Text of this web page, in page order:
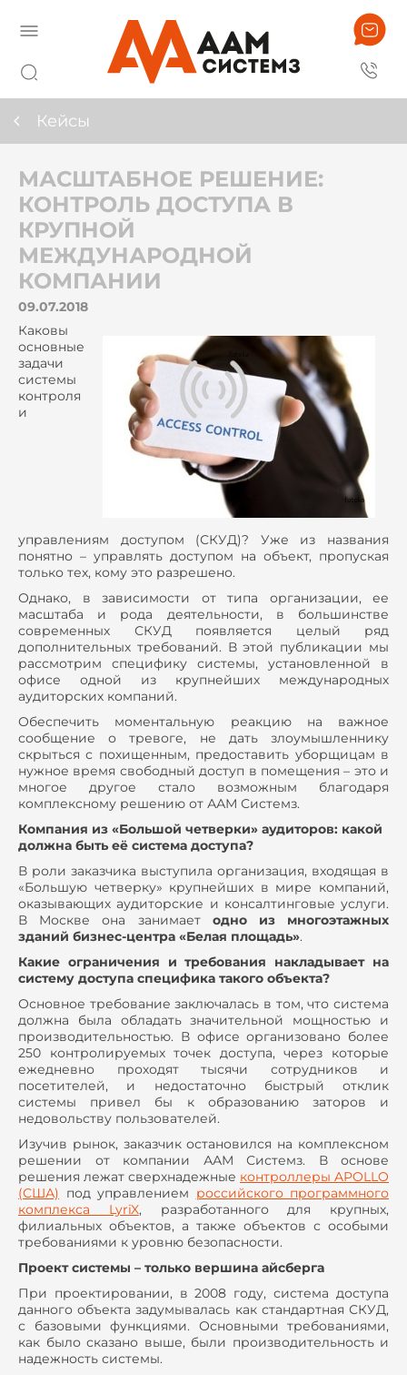
Кейсы
МАСШТАБНОЕ РЕШЕНИЕ:
КОНТРОЛЬ ДОСТУПА В
КРУПНОЙ
МЕЖДУНАРОДНОЙ
КОМПАНИИ
09.07.2018
Каковы
основные
задачи
системы
контроля
и
управлениям доступом (СКУД)? Уже из названия
понятно – управлять доступом на объект, пропуская
только тех, кому это разрешено.
Однако, в зависимости от типа организации, ее
масштаба и рода деятельности, в большинстве
современных СКУД появляется целый ряд
дополнительных требований. В этой публикации мы
рассмотрим специфику системы, установленной в
офисе одной из крупнейших международных
аудиторских компаний.
Обеспечить моментальную реакцию на важное
сообщение о тревоге, не дать злоумышленнику
скрыться с похищенным, предоставить уборщицам в
нужное время свободный доступ в помещения – это и
многое другое стало возможным благодаря
комплексному решению от ААМ Системз.
Компания из «Большой четверки» аудиторов: какой
должна быть её система доступа?
В роли заказчика выступила организация, входящая в
«Большую четверку» крупнейших в мире компаний,
оказывающих аудиторские и консалтинговые услуги.
В Москве она занимает одно из многоэтажных
зданий бизнес-центра «Белая площадь».
Какие ограничения и требования накладывает на
систему доступа специфика такого объекта?
Основное требование заключалась в том, что система
должна была обладать значительной мощностью и
производительностью. В офисе организовано более
250 контролируемых точек доступа, через которые
ежедневно проходят тысячи сотрудников и
посетителей, и недостаточно быстрый отклик
системы привел бы к образованию заторов и
недовольству пользователей.
Изучив рынок, заказчик остановился на комплексном
решении от компании ААМ Системз. В основе
решения лежат сверхнадежные контроллеры APOLLO
(США) под управлением российского программного
комплекса LyriX, разработанного для крупных,
филиальных объектов, а также объектов с особыми
требованиями к уровню безопасности.
Проект системы – только вершина айсберга
При проектировании, в 2008 году, система доступа
данного объекта задумывалась как стандартная СКУД,
с базовыми функциями. Основными требованиями,
как было сказано выше, были производительность и
надежность системы.